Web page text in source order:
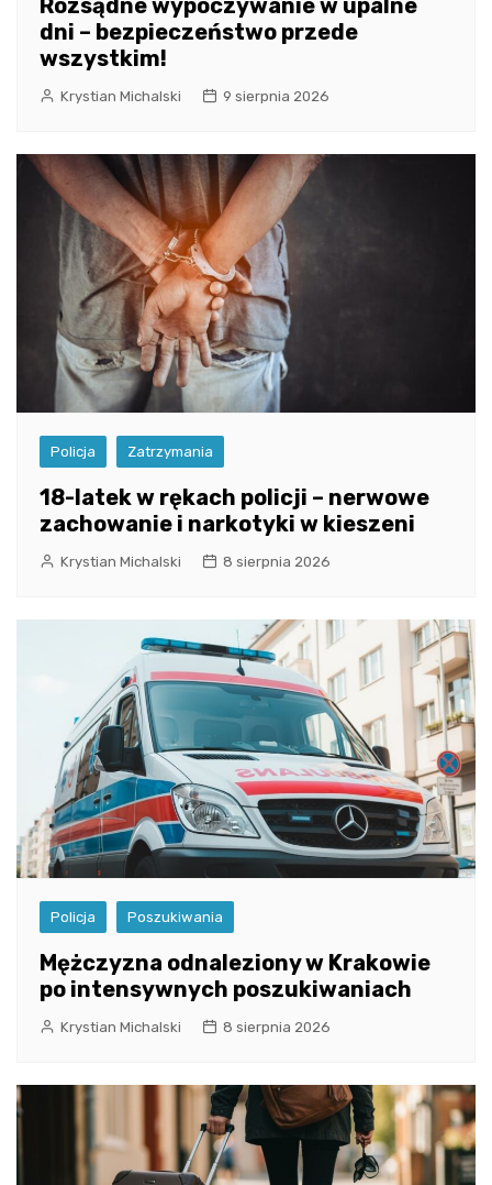
dni – bezpieczeństwo przede
wszystkim!
Krystian Michalski 9 sierpnia 2026
Policja Zatrzymania
18-latek w rękach policji – nerwowe
zachowanie i narkotyki w kieszeni
Krystian Michalski 8 sierpnia 2026
Policja Poszukiwania
Mężczyzna odnaleziony w Krakowie
po intensywnych poszukiwaniach
Krystian Michalski 8 sierpnia 2026